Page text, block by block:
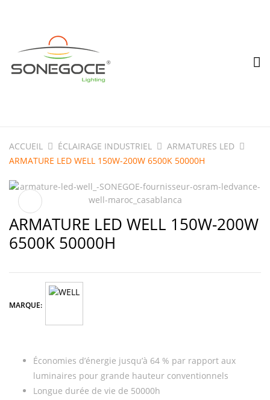
ACCUEIL ÉCLAIRAGE INDUSTRIEL
ARMATURES LED
ARMATURE LED WELL 150W-200W 6500K 50000H
ARMATURE LED WELL 150W-200W
6500K 50000H
MARQUE:
Économies d’énergie jusqu’à 64 % par rapport aux
luminaires pour grande hauteur conventionnels
Longue durée de vie de 50000h